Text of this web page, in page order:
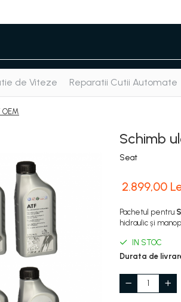
de Viteze Reparatii Cutii Automate
Schimb
Seat
2.899,00
Pachetul pentru
hidraulic și
IN STOC
Durata de